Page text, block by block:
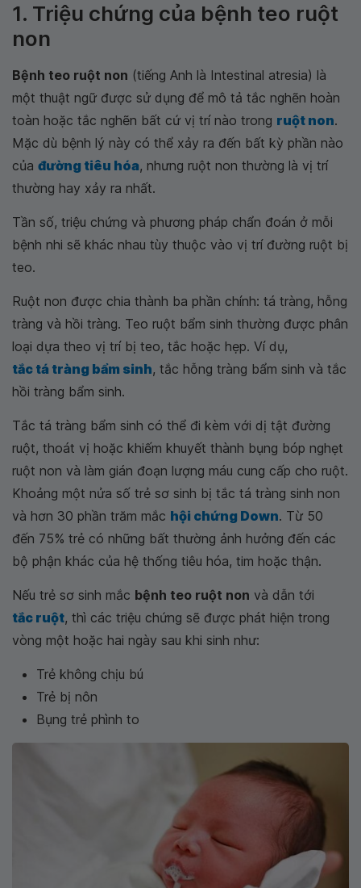
1. Triệu chứng của bệnh teo ruột
non
Bệnh teo ruột non (tiếng Anh là Intestinal atresia) là
một thuật ngữ được sử dụng để mô tả tắc nghẽn hoàn
toàn hoặc tắc nghẽn bất cứ vị trí nào trong ruột non.
Mặc dù bệnh lý này có thể xảy ra đến bất kỳ phần nào
của đường tiêu hóa, nhưng ruột non thường là vị trí
thường hay xảy ra nhất.
Tần số, triệu chứng và phương pháp chẩn đoán ở mỗi
bệnh nhi sẽ khác nhau tùy thuộc vào vị trí đường ruột bị
teo.
Ruột non được chia thành ba phần chính: tá tràng, hỗng
tràng và hồi tràng. Teo ruột bẩm sinh thường được phân
loại dựa theo vị trí bị teo, tắc hoặc hẹp. Ví dụ,
tắc tá tràng bẩm sinh, tắc hỗng tràng bẩm sinh và tắc
hồi tràng bẩm sinh.
Tắc tá tràng bẩm sinh có thể đi kèm với dị tật đường
ruột, thoát vị hoặc khiếm khuyết thành bụng bóp nghẹt
ruột non và làm gián đoạn lượng máu cung cấp cho ruột.
Khoảng một nửa số trẻ sơ sinh bị tắc tá tràng sinh non
và hơn 30 phần trăm mắc hội chứng Down. Từ 50
đến 75% trẻ có những bất thường ảnh hưởng đến các
bộ phận khác của hệ thống tiêu hóa, tim hoặc thận.
Nếu trẻ sơ sinh mắc bệnh teo ruột non và dẫn tới
tắc ruột, thì các triệu chứng sẽ được phát hiện trong
vòng một hoặc hai ngày sau khi sinh như:
Trẻ không chịu bú
Trẻ bị nôn
Bụng trẻ phình to